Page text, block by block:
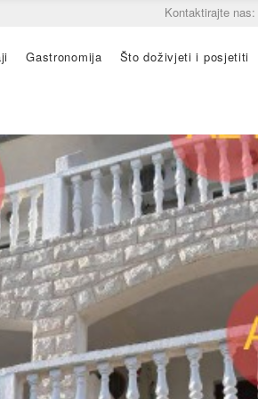
Kontaktirajte nas:
Gastronomija Što doživjeti i posjetiti